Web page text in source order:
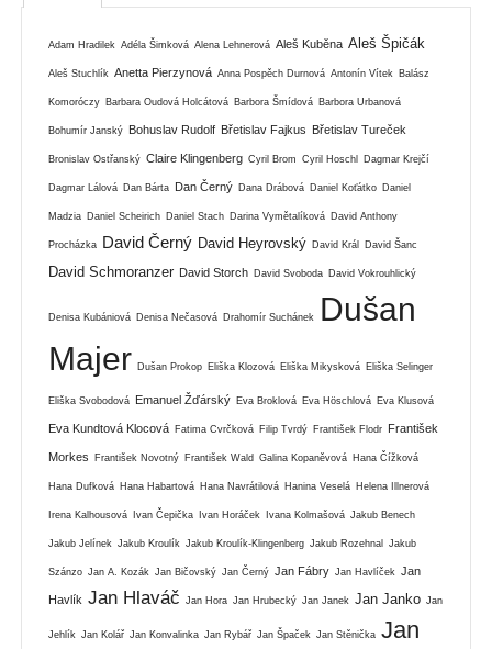
Adam Hradilek Adéla Šimková Alena Lehnerová Aleš Kuběna Aleš Špičák
Aleš Stuchlík Anetta Pierzynová Anna Pospěch Durnová Antonín Vítek Balász
Komoróczy Barbara Oudová Holcátová Barbora Šmídová Barbora Urbanová
Bohumír Janský Bohuslav Rudolf Břetislav Fajkus Břetislav Tureček
Bronislav Ostřanský Claire Klingenberg Cyril Brom Cyril Hoschl Dagmar Krejčí
Dagmar Lálová Dan Bárta Dan Černý Dana Drábová Daniel Koťátko Daniel
Madzia Daniel Scheirich Daniel Stach Darina Vymětalíková David Anthony
Procházka David Černý David Heyrovský David Král David Šanc
David Schmoranzer David Storch David Svoboda David Vokrouhlický
Denisa Kubániová Denisa Nečasová Drahomír Suchánek
Dušan
Majer Dušan Prokop Eliška Klozová Eliška Mikysková Eliška Selinger
Eliška Svobodová Emanuel Žďárský Eva Broklová Eva Höschlová Eva Klusová
Eva Kundtová Klocová Fatima Cvrčková Filip Tvrdý František Flodr František
Morkes František Novotný František Wald Galina Kopaněvová Hana Čížková
Hana Dufková Hana Habartová Hana Navrátilová Hanina Veselá Helena Illnerová
Irena Kalhousová Ivan Čepička Ivan Horáček Ivana Kolmašová Jakub Benech
Jakub Jelínek Jakub Kroulík Jakub Kroulík-Klingenberg Jakub Rozehnal Jakub
Szánzo Jan A. Kozák Jan Bičovský Jan Černý Jan Fábry Jan Havlíček Jan
Havlík Jan Hlaváč Jan Hora Jan Hrubecký Jan Janek Jan Janko Jan
Jehlík Jan Kolář Jan Konvalinka Jan Rybář Jan Špaček Jan Stěnička Jan